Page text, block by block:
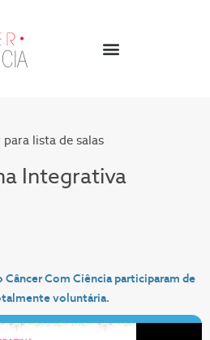
lista de salas
Integrativa
Com Ciência participaram de
voluntária.